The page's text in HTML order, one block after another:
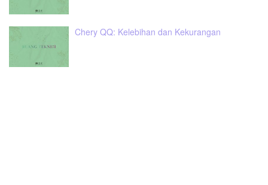
Chery QQ: Kelebihan dan Kekurangan